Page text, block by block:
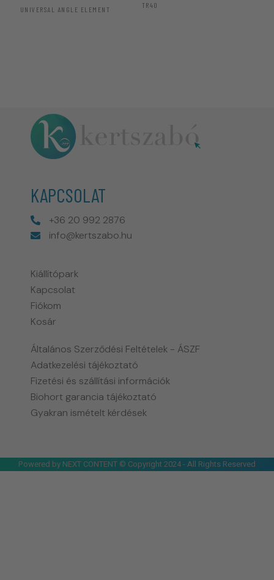
UNIVERSAL ANGLE ELEMENT TR40
KAPCSOLAT
+36 20 992 2876
info@kertszabo.hu
Kiállítópark
Kapcsolat
Fiókom
Kosár
Általános Szerződési Feltételek - ÁSZF
Adatkezelési tájékoztató
Fizetési és szállítási információk
Biohort garancia tájékoztató
Gyakran ismételt kérdések
Powered by NEXT CONTENT © Copyright 2024 - All Rights Reserved